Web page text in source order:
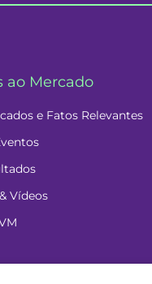
ao Mercado
e Fatos Relevantes
Vídeos